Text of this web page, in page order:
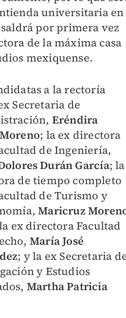
universitaria en
por primera vez
de la máxima casa
mexiquense.
a la rectoría
Secretaria de
Eréndira
; la ex directora
de Ingeniería,
Durán García; la
de tiempo completo
de Turismo y
Maricruz
ex directora Facultad
María José
; y la ex Secretaria
y Estudios
Martha Patricia